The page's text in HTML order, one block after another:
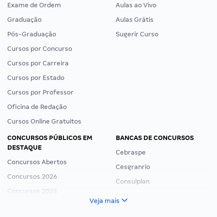
Exame de Ordem
Graduação
Pós-Graduação
Cursos por Concurso
Cursos por Carreira
Cursos por Estado
Cursos por Professor
Oficina de Redação
Cursos Online Gratuitos
Aulas ao Vivo
Aulas Grátis
Sugerir Curso
CONCURSOS PÚBLICOS EM
DESTAQUE
Concursos Abertos
Concursos 2026
Concursos 2025
Concurso Nacional Unificado
BANCAS DE CONCURSOS
Cebraspe
Cesgranrio
Consulplan
Veja mais